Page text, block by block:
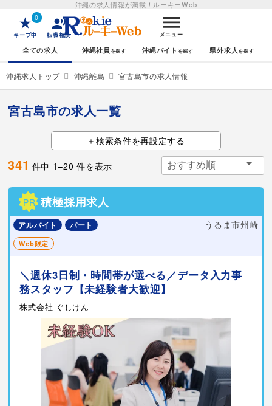
沖縄の求人情報が満載！ ルーキーWeb
0
キープ中 転職相談 メニュー
全ての求人 沖縄社員 沖縄バイト 県外求人
沖縄求人トップ 沖縄離島 宮古島市の求人情報
宮古島市の求人一覧
検索条件を再設定する
341 件中 1–20 件を表示
PR 積極採用求人
アルバイト パート うるま市州崎
Web限定
＼週休3日制・時間帯が選べる／データ入力事
務スタッフ【未経験者大歓迎】
株式会社 ぐしけん